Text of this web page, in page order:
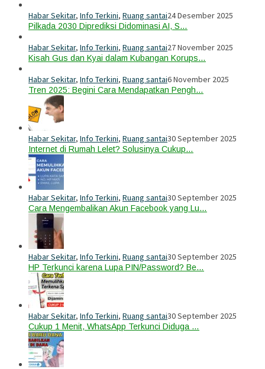
Habar Sekitar, Info Terkini, Ruang santai24 Desember 2025
Pilkada 2030 Diprediksi Didominasi AI, S…
Habar Sekitar, Info Terkini, Ruang santai27 November 2025
Kisah Gus dan Kyai dalam Kubangan Korups…
Habar Sekitar, Info Terkini, Ruang santai6 November 2025
Tren 2025: Begini Cara Mendapatkan Pengh…
Habar Sekitar, Info Terkini, Ruang santai30 September 2025
Internet di Rumah Lelet? Solusinya Cukup…
Habar Sekitar, Info Terkini, Ruang santai30 September 2025
Cara Mengembalikan Akun Facebook yang Lu…
Habar Sekitar, Info Terkini, Ruang santai30 September 2025
HP Terkunci karena Lupa PIN/Password? Be…
Habar Sekitar, Info Terkini, Ruang santai30 September 2025
Cukup 1 Menit, WhatsApp Terkunci Diduga …